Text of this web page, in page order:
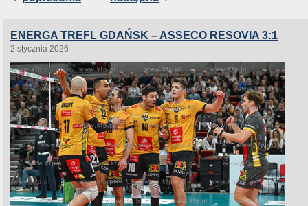
ENERGA TREFL GDAŃSK – ASSECO RESOVIA 3:1
2 stycznia 2026